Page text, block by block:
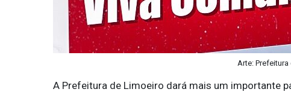
Arte:
A Prefeitura de Limoeiro dará mais um importante